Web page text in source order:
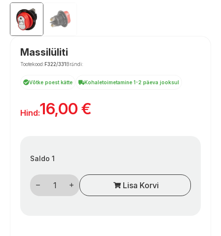
Massilüliti
Tootekood:F322/331Brändi:
Võtke poest kätte Kohaletoimetamine 1-2 päeva jooksul
Hind:16,00 €
Saldo 1
Masės
išjungėjas
kogus
Lisa Korvi